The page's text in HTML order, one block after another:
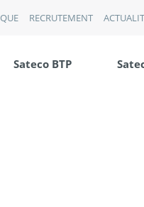
RECRUTEMENT
Sateco BTP